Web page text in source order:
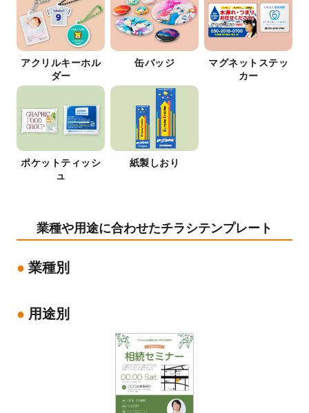
アクリルキーホル
ダー
缶バッジ
マグネットステッ
カー
ポケットティッシ
ュ
紙製しおり
業種や用途に合わせたチラシテンプレート
業種別
用途別